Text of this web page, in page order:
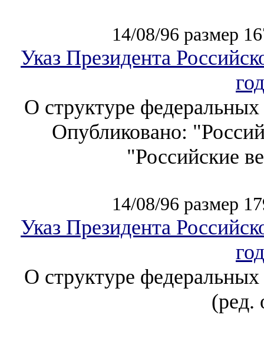
14/08/96 размер
Указ Президента
О структуре
Опубликовано:
"Российские
14/08/96 размер
Указ Президента
О структуре
(ред.